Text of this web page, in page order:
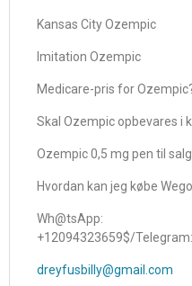
Kansas City Ozempic
Imitation Ozempic
Medicare-pris for
Skal Ozempic opbevares i
Ozempic 0,5 mg pen til
Hvordan kan jeg købe
Wh@tsApp:
+12094323659$/Telegram:
dreyfusbilly@gmail.com